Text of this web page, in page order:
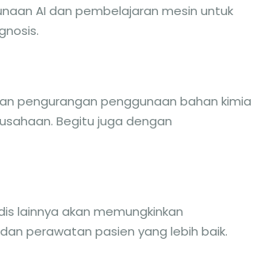
AI dan pembelajaran mesin untuk
pengurangan penggunaan bahan kimia
Begitu juga dengan
lainnya akan memungkinkan
perawatan pasien yang lebih baik.